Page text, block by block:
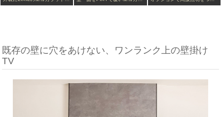
既存の壁に穴をあけない、ワンランク上の壁掛け
TV